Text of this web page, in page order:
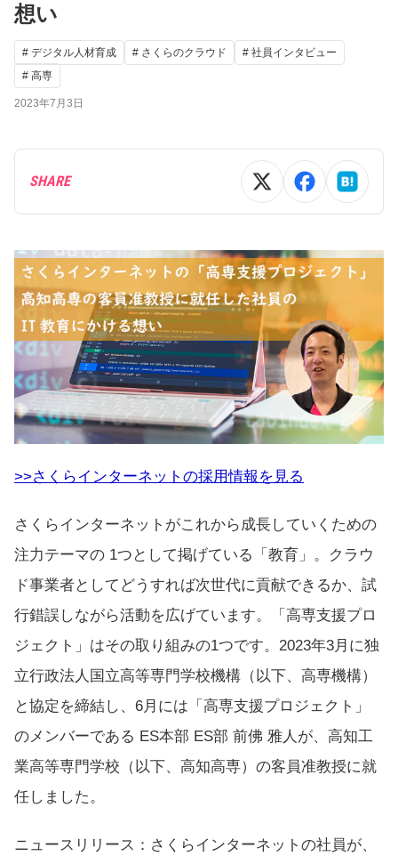
想い
# デジタル人材育成 # さくらのクラウド
# 社員インタビュー
# 高専
2023年7月3日
SHARE
>>さくらインターネットの採用情報を見る
さくらインターネットがこれから成長していくための
注力テーマの 1つとして掲げている「教育」。クラウ
ド事業者としてどうすれば次世代に貢献できるか、試
行錯誤しながら活動を広げています。「高専支援プロ
ジェクト」はその取り組みの1つです。2023年3月に独
立行政法人国立高等専門学校機構（以下、高専機構）
と協定を締結し、6月には「高専支援プロジェクト」
のメンバーである ES本部 ES部 前佛 雅人が、高知工
業高等専門学校（以下、高知高専）の客員准教授に就
任しました。
ニュースリリース：さくらインターネットの社員が、